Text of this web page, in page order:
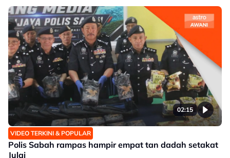
02:15
VIDEO TERKINI & POPULAR
Polis Sabah rampas hampir empat tan dadah setakat
Julai